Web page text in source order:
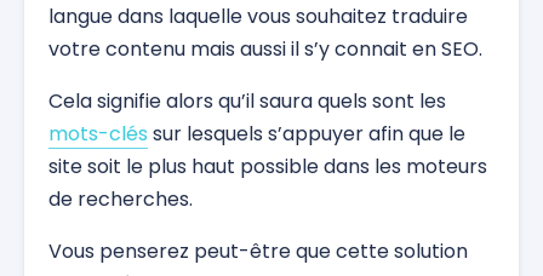
langue dans laquelle vous souhaitez traduire
votre contenu mais aussi il s’y connait en SEO.
Cela signifie alors qu’il saura quels sont les
mots-clés sur lesquels s’appuyer afin que le
site soit le plus haut possible dans les moteurs
de recherches.
Vous penserez peut-être que cette solution